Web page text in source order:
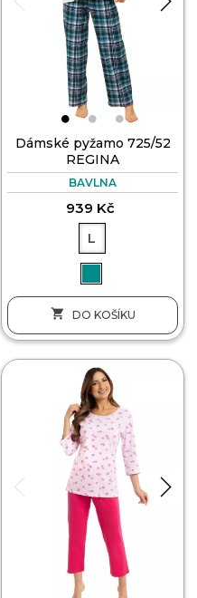
Dámské pyžamo 725/52
REGINA
BAVLNA
939 Kč
L
 DO KOŠÍKU